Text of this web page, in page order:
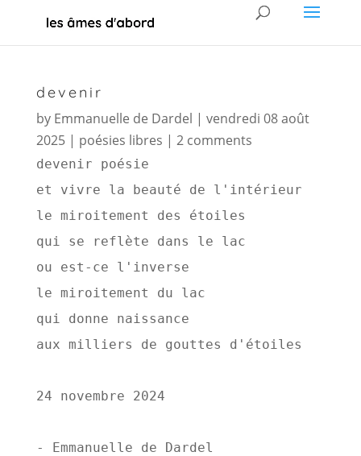
devenir
by Emmanuelle de Dardel | vendredi 08 août
2025| poésies libres | 2 comments
devenir poésie
et vivre la beauté de l'intérieur
le miroitement des étoiles
qui se reflète dans le lac
ou est-ce l'inverse
le miroitement du lac
qui donne naissance
aux milliers de gouttes d'étoiles
24 novembre 2024
- Emmanuelle de Dardel